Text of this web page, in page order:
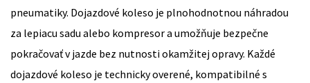
pneumatiky. Dojazdové koleso je plnohodnotnou náhradou
za lepiacu sadu alebo kompresor a umožňuje bezpečne
pokračovať v jazde bez nutnosti okamžitej opravy. Každé
dojazdové koleso je technicky overené, kompatibilné s